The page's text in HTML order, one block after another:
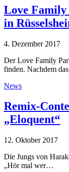
Love Family
in
4. Dezember 2017
Der Love Family
finden. Nachdem
News
Remix-
„Eloquent“
12. Oktober 2017
Die Jungs von
„Hör mal wer…